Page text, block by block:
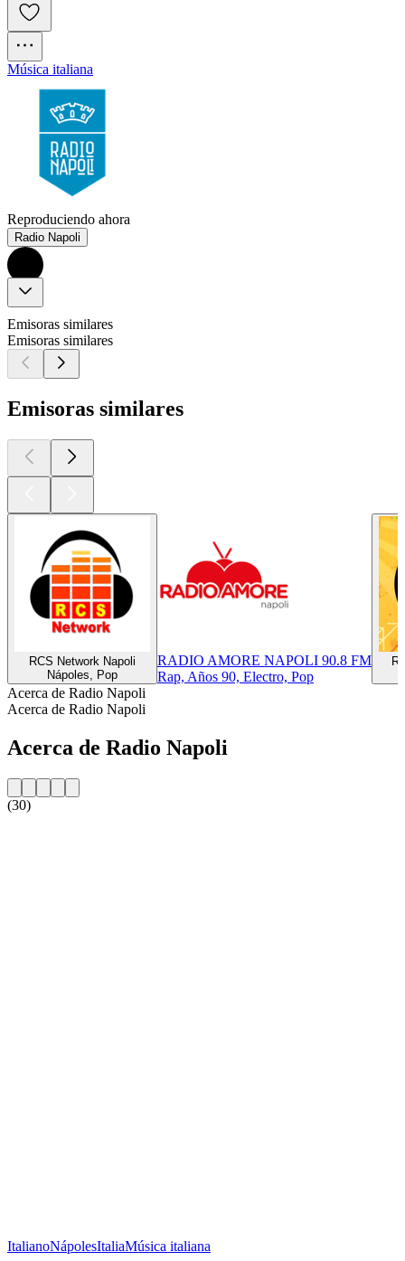
Música italiana
Reproduciendo ahora
Radio Napoli
Emisoras similares
Emisoras similares
Emisoras similares
RCS Network Napoli
Nápoles, Pop
RADIO AMORE NAPOLI 90.8 FM
Rap, Años 90, Electro, Pop
Acerca de Radio Napoli
Acerca de Radio Napoli
Acerca de Radio Napoli
(30)
ItalianoNápolesItaliaMúsica italiana